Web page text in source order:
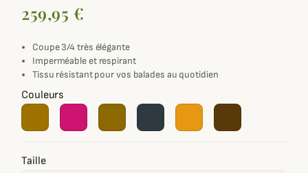
259,95 €
Coupe 3/4 très élégante
Imperméable et respirant
Tissu résistant pour vos balades au quotidien
Couleurs
Taille